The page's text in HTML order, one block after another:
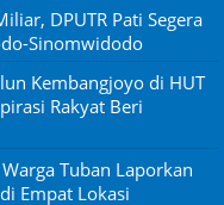
DPUTR Pati Segera
Sinomwidodo
Kembangjoyo di HUT
Rakyat Beri
Tuban Laporkan
Empat Lokasi